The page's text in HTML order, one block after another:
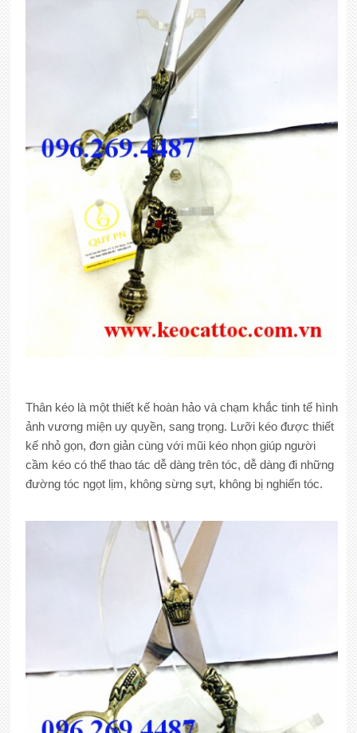
Thân kéo là một thiết kế hoàn hảo và chạm khắc tinh tế hình
ảnh vương miện uy quyền, sang trọng. Lưỡi kéo được thiết
kế nhỏ gọn, đơn giản cùng với mũi kéo nhọn giúp người
cầm kéo có thể thao tác dễ dàng trên tóc, dễ dàng đi những
đường tóc ngọt lịm, không sừng sựt, không bị nghiến tóc.